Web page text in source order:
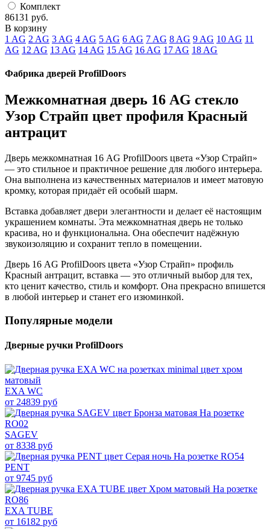
Комплект
86131 руб.
В корзину
1 AG 2 AG 3 AG 4 AG 5 AG 6 AG 7 AG 8 AG 9 AG 10 AG 11
AG 12 AG 13 AG 14 AG 15 AG 16 AG 17 AG 18 AG
Фабрика дверей ProfilDoors
Межкомнатная дверь 16 AG стекло
Узор Страйп цвет профиля Красный
антрацит
Дверь межкомнатная 16 AG ProfilDoors цвета «Узор Страйп»
— это стильное и практичное решение для любого интерьера.
Она выполнена из качественных материалов и имеет матовую
кромку, которая придаёт ей особый шарм.
Вставка добавляет двери элегантности и делает её настоящим
украшением комнаты. Эта межкомнатная дверь не только
красива, но и функциональна. Она обеспечит надёжную
звукоизоляцию и сохранит тепло в помещении.
Дверь 16 AG ProfilDoors цвета «Узор Страйп» профиль
Красный антрацит, вставка — это отличный выбор для тех,
кто ценит качество, стиль и комфорт. Она прекрасно впишется
в любой интерьер и станет его изюминкой.
Популярные модели
Дверные ручки ProfilDoors
EXA WC
от 24839 руб
SAGEV
от 8338 руб
PENT
от 9745 руб
EXA TUBE
от 16182 руб